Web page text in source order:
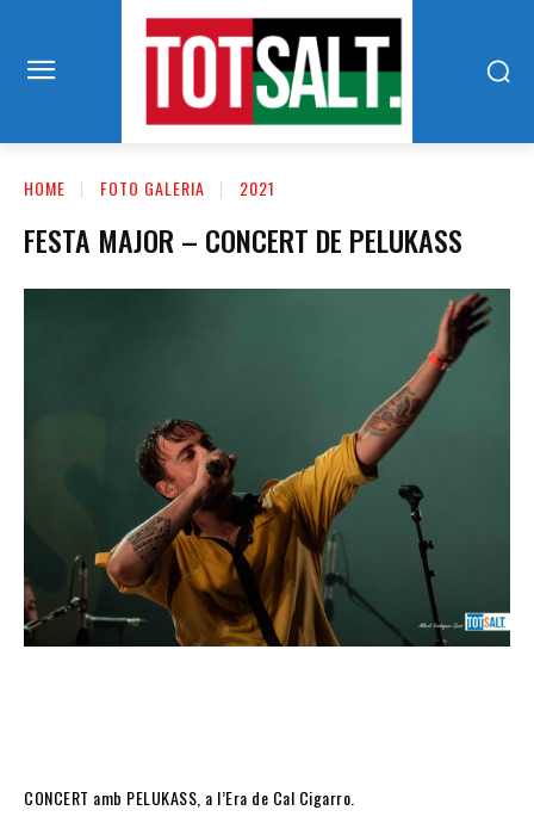
HOME FOTO GALERIA 2021
FESTA MAJOR – CONCERT DE PELUKASS
CONCERT amb PELUKASS, a l’Era de Cal Cigarro.